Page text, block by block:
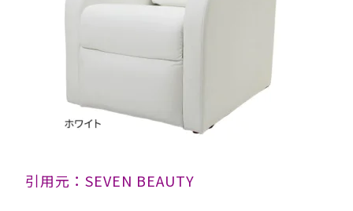
引用元：SEVEN BEAUTY